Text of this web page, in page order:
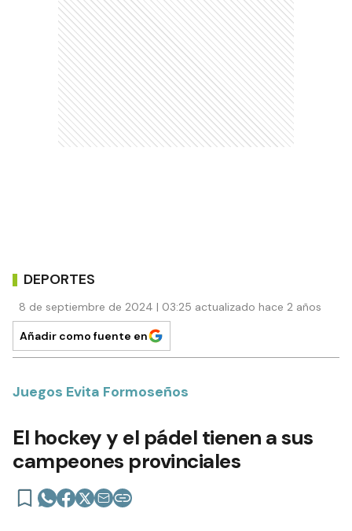
DEPORTES
8 de septiembre de 2024 | 03:25 actualizado hace 2 años
Añadir como fuente en
Juegos Evita Formoseños
El hockey y el pádel tienen a sus
campeones provinciales